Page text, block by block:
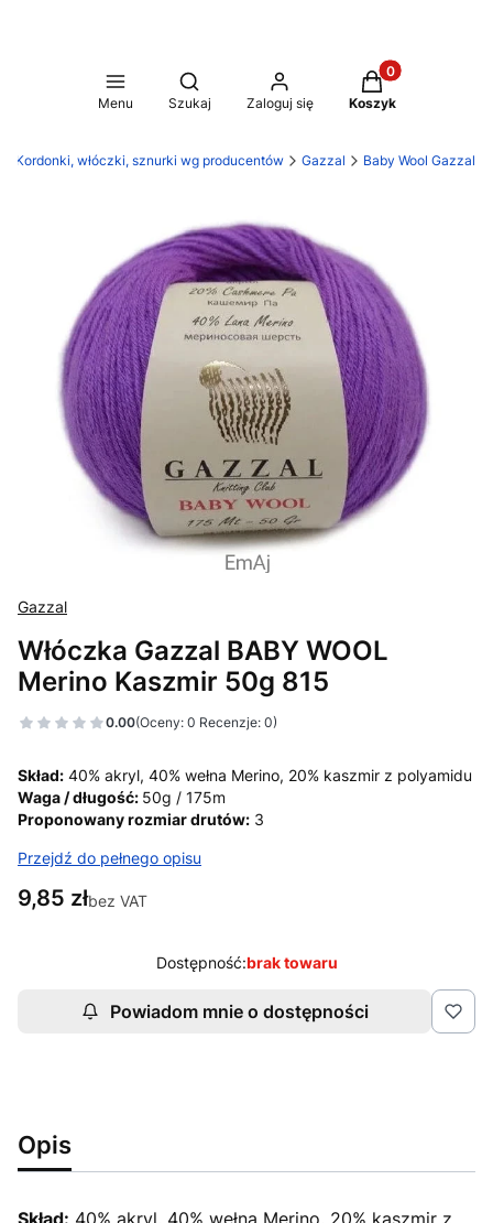
Menu
Otwórz wyszukiwarkę
Szukaj Zaloguj się
Produkty w
Koszyk
Kordonki, włóczki, sznurki wg producentów Gazzal Baby Wool Gazzal
Gazzal
Włóczka Gazzal BABY WOOL
Merino Kaszmir 50g 815
0.00(Oceny: 0 Recenzje: 0)
Skład: 40% akryl, 40% wełna Merino, 20% kaszmir z polyamidu
Waga / długość: 50g / 175m
Proponowany rozmiar drutów: 3
Przejdź do pełnego opisu
Cena
9,85 złbez VAT
Dostępność:brak towaru
Powiadom mnie o dostępności
Opis
Skład: 40% akryl, 40% wełna Merino, 20% kaszmir z